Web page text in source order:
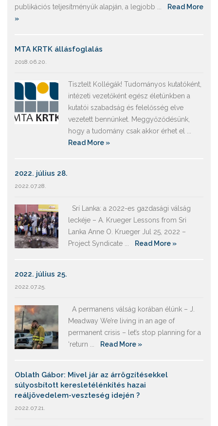
publikációs teljesítményük alapján, a legjobb ...
Read More
»
MTA KRTK állásfoglalás
2018.06.20.
Tisztelt Kollégák! Tudományos kutatóként,
intézeti vezetőként egész életünkben a
kutatói szabadság és felelősség elve
vezetett bennünket. Meggyőződésünk,
hogy a tudomány csak akkor érhet el ...
Read More »
2022. július 28.
2022.07.28.
Srí Lanka: a 2022-es gazdasági válság
leckéje – A. Krueger Lessons from Sri
Lanka Anne O. Krueger Jul 25, 2022 –
Project Syndicate ...
Read More »
2022. július 25.
2022.07.25.
A permanens válság korában élünk – J.
Meadway We’re living in an age of
permanent crisis – let’s stop planning for a
‘return ...
Read More »
Oblath Gábor: Mivel jár az árrögzítésekkel
súlyosbított keresletélénkítés hazai
reáljövedelem-veszteség idején ?
2022.07.21.